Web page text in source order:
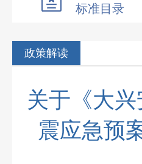
标准目录
政策解读
关于《大
震应急预